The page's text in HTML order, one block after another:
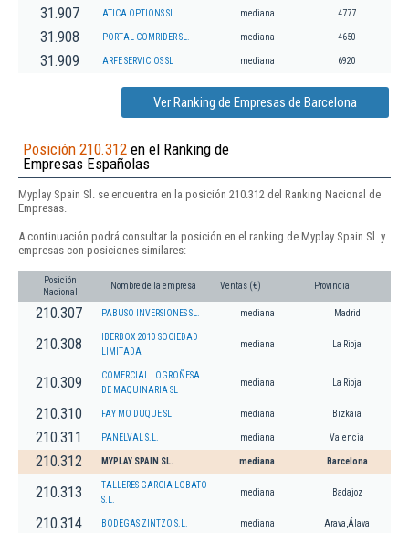
31.907 ATICA OPTIONS SL. mediana 4777
31.908 PORTAL COMRIDER SL. mediana 4650
31.909 ARFE SERVICIOS SL mediana 6920
Ver Ranking de Empresas de Barcelona
Posición 210.312 en el Ranking de
Empresas Españolas
Myplay Spain Sl. se encuentra en la posición 210.312 del Ranking Nacional de
Empresas.
A continuación podrá consultar la posición en el ranking de Myplay Spain Sl. y
empresas con posiciones similares:
Posición
Nacional
Nombre de la empresa Ventas (€) Provincia
210.307 PABUSO INVERSIONES SL. mediana Madrid
210.308
IBERBOX 2010 SOCIEDAD
LIMITADA
mediana La Rioja
210.309
COMERCIAL LOGROÑESA
DE MAQUINARIA SL
mediana La Rioja
210.310 FAY MO DUQUE SL mediana Bizkaia
210.311 PANELVAL S.L. mediana Valencia
210.312 MYPLAY SPAIN SL. mediana Barcelona
210.313
TALLERES GARCIA LOBATO
S.L.
mediana Badajoz
210.314 BODEGAS ZINTZO S.L. mediana Arava,Álava